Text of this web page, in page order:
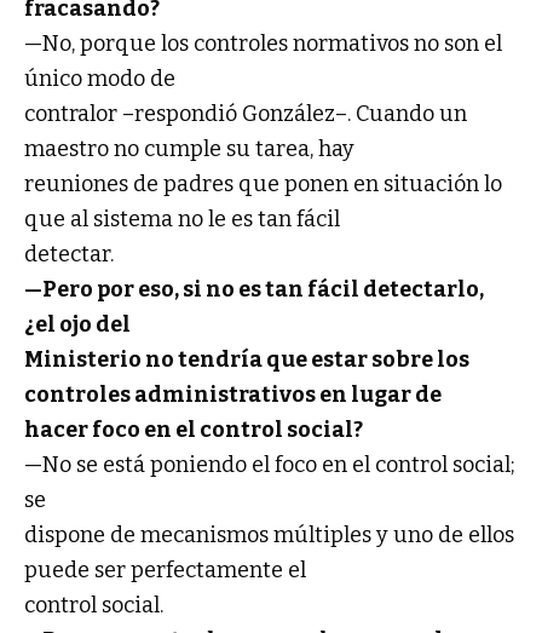
fracasando?
—No, porque los controles normativos no son el
único modo de
contralor –respondió González–. Cuando un
maestro no cumple su tarea, hay
reuniones de padres que ponen en situación lo
que al sistema no le es tan fácil
detectar.
—Pero por eso, si no es tan fácil detectarlo,
¿el ojo del
Ministerio no tendría que estar sobre los
controles administrativos en lugar de
hacer foco en el control social?
—No se está poniendo el foco en el control social;
se
dispone de mecanismos múltiples y uno de ellos
puede ser perfectamente el
control social.